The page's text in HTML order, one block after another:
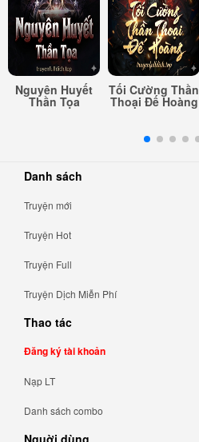
Nguyên Huyết
Thần Tọa
Tối Cường Thần
Thoại Đế Hoàng
Danh sách
Truyện mới
Truyện Hot
Truyện Full
Truyện Dịch Miễn Phí
Thao tác
Đăng ký tài khoản
Nạp LT
Danh sách combo
Nguời dùng